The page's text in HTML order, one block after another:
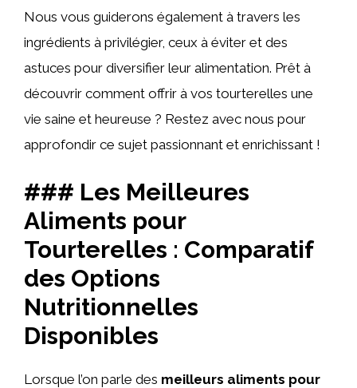
Nous vous guiderons également à travers les
ingrédients à privilégier, ceux à éviter et des
astuces pour diversifier leur alimentation. Prêt à
découvrir comment offrir à vos tourterelles une
vie saine et heureuse ? Restez avec nous pour
approfondir ce sujet passionnant et enrichissant !
### Les Meilleures
Aliments pour
Tourterelles : Comparatif
des Options
Nutritionnelles
Disponibles
Lorsque l’on parle des meilleurs aliments pour